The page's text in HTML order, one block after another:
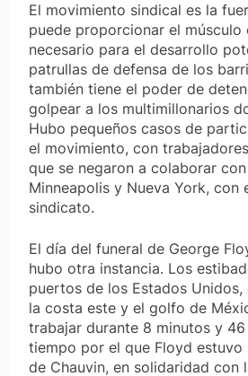
El movimiento sindical es la
puede proporcionar el músculo
necesario para el desarrollo
patrullas de defensa de los
también tiene el poder de
golpear a los multimillonarios
Hubo pequeños casos de
el movimiento, con
que se negaron a colaborar
Minneapolis y Nueva York, con
sindicato.
El día del funeral de George
hubo otra instancia. Los
puertos de los Estados Unidos,
la costa este y el golfo de
trabajar durante 8 minutos y 46
tiempo por el que Floyd estuvo
de Chauvin, en solidaridad con